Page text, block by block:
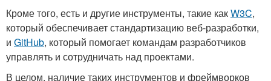
Кроме того, есть и другие инструменты, такие какW3C,
который обеспечивает стандартизацию веб-разработки,
и GitHub, который помогает командам разработчиков
управлять и сотрудничать над проектами.
В целом, наличие таких инструментов и фреймворков